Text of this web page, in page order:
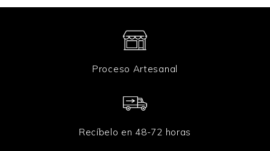
Proceso Artesanal
Recíbelo en 48-72 horas